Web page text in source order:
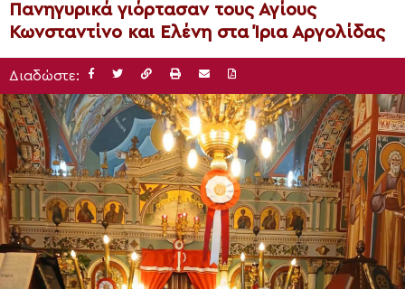
Πανηγυρικά γιόρτασαν τους Αγίους
Κωνσταντίνο και Ελένη στα Ίρια Αργολίδας
Διαδώστε: